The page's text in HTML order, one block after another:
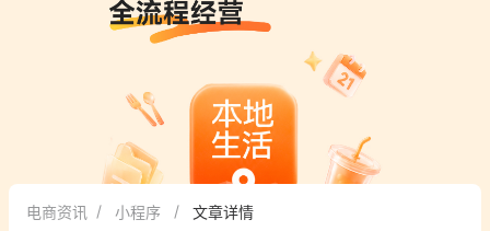
增长方法
有赞专家说
新零售最佳实践
面对面聊增长
电商资讯 小程序 文章详情